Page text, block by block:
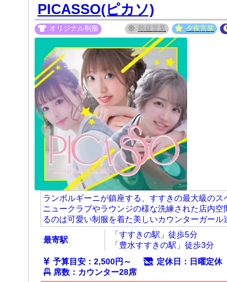
PICASSO(ピカソ)
オリジナル制服 朝昼営業 夕夜営業
ランボルギーニが鎮座する、すすきの最大級の
ニュークラブやラウンジの様な洗練された店内
るのは可愛い制服を着た美しいカウンターガー
最寄駅
「すすきの駅」徒歩5分
「豊水すすきの駅」徒歩3分
予算目安：2,500円～
定休日：日曜定休
席数：カウンター28席